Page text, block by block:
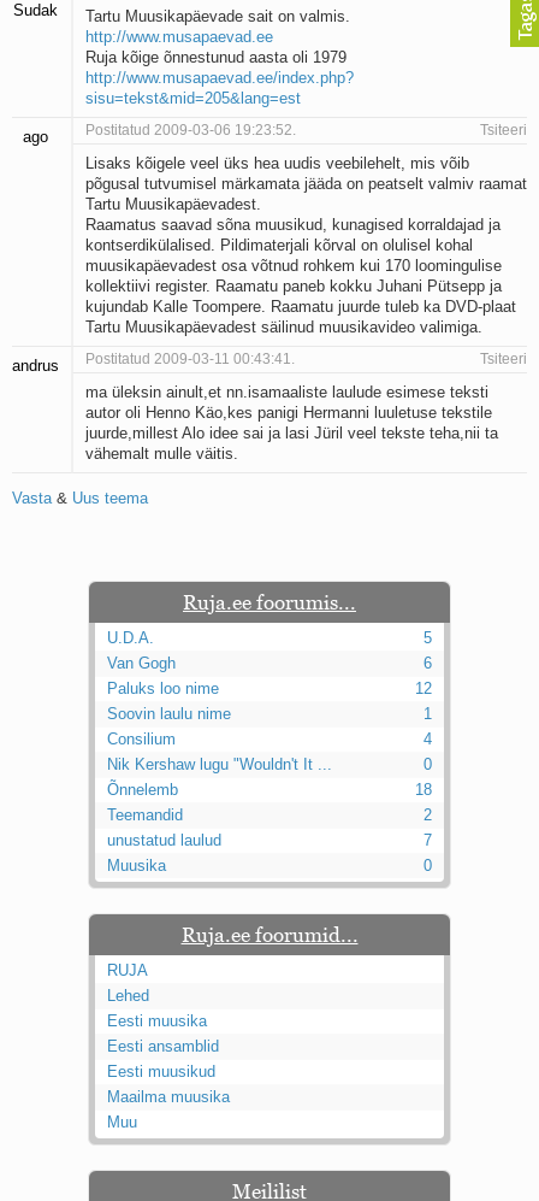
Perekondlik
Kassimäng
Läänemere lained
Üle müüri
Kaks pihtimust
Ahtumine
Braueri lint
Sudak
Tartu Muusikapäevade sait on valmis.
http://www.musapaevad.ee
Ruja kõige õnnestunud aasta oli 1979
http://www.musapaevad.ee/index.php?
sisu=tekst&mid=205&lang=est
ago Postitatud 2009-03-06 19:23:52. Tsiteeri
Lisaks kõigele veel üks hea uudis veebilehelt, mis võib
põgusal tutvumisel märkamata jääda on peatselt valmiv raamat
Tartu Muusikapäevadest.
Raamatus saavad sõna muusikud, kunagised korraldajad ja
kontserdikülalised. Pildimaterjali kõrval on olulisel kohal
muusikapäevadest osa võtnud rohkem kui 170 loomingulise
kollektiivi register. Raamatu paneb kokku Juhani Pütsepp ja
kujundab Kalle Toompere. Raamatu juurde tuleb ka DVD-plaat
Tartu Muusikapäevadest säilinud muusikavideo valimiga.
andrus Postitatud 2009-03-11 00:43:41. Tsiteeri
ma üleksin ainult,et nn.isamaaliste laulude esimese teksti
autor oli Henno Käo,kes panigi Hermanni luuletuse tekstile
juurde,millest Alo idee sai ja lasi Jüril veel tekste teha,nii ta
vähemalt mulle väitis.
Vasta& Uus teema
Ruja.ee foorumis...
U.D.A.
5
Van Gogh
6
Paluks loo nime
12
Soovin laulu nime
1
Consilium
4
Nik Kershaw lugu "Wouldn't It ...
0
Õnnelemb
18
Teemandid
2
unustatud laulud
7
Muusika
0
Ruja.ee foorumid...
RUJA
Lehed
Eesti muusika
Eesti ansamblid
Eesti muusikud
Maailma muusika
Muu
Meililist